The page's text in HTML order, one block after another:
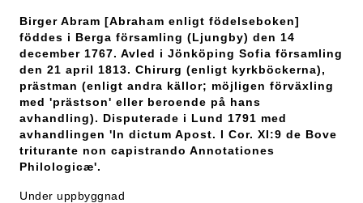
Birger Abram [Abraham enligt födelseboken]
föddes i Berga församling (Ljungby) den 14
december 1767. Avled i Jönköping Sofia församling
den 21 april 1813. Chirurg (enligt kyrkböckerna),
prästman (enligt andra källor; möjligen förväxling
med 'prästson' eller beroende på hans
avhandling). Disputerade i Lund 1791 med
avhandlingen 'In dictum Apost. I Cor. XI:9 de Bove
triturante non capistrando Annotationes
Philologicæ'.
Under uppbyggnad